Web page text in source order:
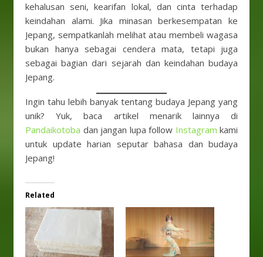
kehalusan seni, kearifan lokal, dan cinta terhadap
keindahan alami. Jika minasan berkesempatan ke
Jepang, sempatkanlah melihat atau membeli wagasa
bukan hanya sebagai cendera mata, tetapi juga
sebagai bagian dari sejarah dan keindahan budaya
Jepang.
Ingin tahu lebih banyak tentang budaya Jepang yang
unik? Yuk, baca artikel menarik lainnya di
Pandaikotoba dan jangan lupa follow Instagram kami
untuk update harian seputar bahasa dan budaya
Jepang!
Related